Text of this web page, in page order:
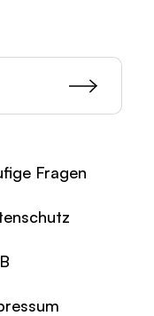
Fragen